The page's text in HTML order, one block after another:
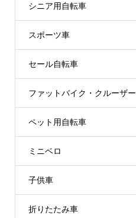
シニア用自転車
スポーツ車
セール自転車
ファットバイク・クルーザー
ペット用自転車
ミニベロ
子供車
折りたたみ車